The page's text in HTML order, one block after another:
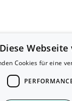
Diese
Cookies für eine